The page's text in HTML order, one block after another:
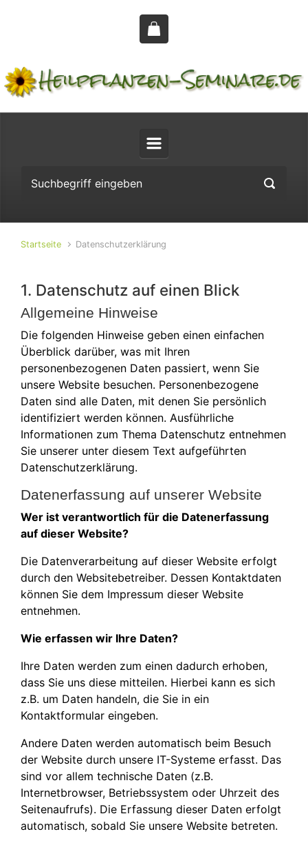
Zum Hauptinhalt springen
Startseite Datenschutzerklärung
1. Datenschutz auf einen Blick
Allgemeine Hinweise
Die folgenden Hinweise geben einen einfachen
Überblick darüber, was mit Ihren
personenbezogenen Daten passiert, wenn Sie
unsere Website besuchen. Personenbezogene
Daten sind alle Daten, mit denen Sie persönlich
identifiziert werden können. Ausführliche
Informationen zum Thema Datenschutz entnehmen
Sie unserer unter diesem Text aufgeführten
Datenschutzerklärung.
Datenerfassung auf unserer Website
Wer ist verantwortlich für die Datenerfassung
auf dieser Website?
Die Datenverarbeitung auf dieser Website erfolgt
durch den Websitebetreiber. Dessen Kontaktdaten
können Sie dem Impressum dieser Website
entnehmen.
Wie erfassen wir Ihre Daten?
Ihre Daten werden zum einen dadurch erhoben,
dass Sie uns diese mitteilen. Hierbei kann es sich
z.B. um Daten handeln, die Sie in ein
Kontaktformular eingeben.
Andere Daten werden automatisch beim Besuch
der Website durch unsere IT-Systeme erfasst. Das
sind vor allem technische Daten (z.B.
Internetbrowser, Betriebssystem oder Uhrzeit des
Seitenaufrufs). Die Erfassung dieser Daten erfolgt
automatisch, sobald Sie unsere Website betreten.